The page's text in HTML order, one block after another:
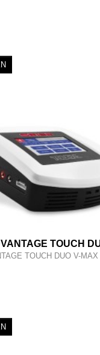
TOUCH
- ORI30296
TOUCH DUO V-